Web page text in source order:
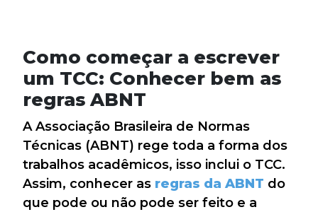
Como começar a escrever
um TCC: Conhecer bem as
regras ABNT
A Associação Brasileira de Normas
Técnicas (ABNT) rege toda a forma dos
trabalhos acadêmicos, isso inclui o TCC.
Assim, conhecer as regras da ABNT do
que pode ou não pode ser feito e a